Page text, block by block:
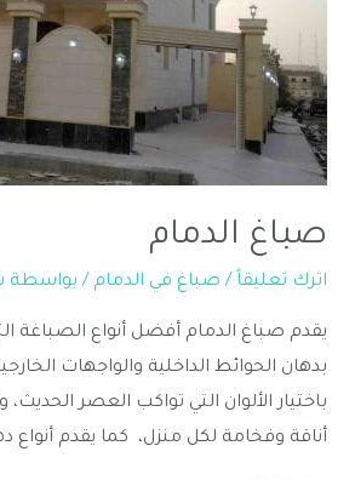
صباغ الدمام
اترك تعليقاً / صباغ في الدمام / بواسطة
يقدم صباغ الدمام أفضل أنواع الصباغة
بدهان الحوائط الداخلية والواجهات
باختيار الألوان التي تواكب العصر
أناقة وفخامة لكل منزل، كما يقدم أنواع